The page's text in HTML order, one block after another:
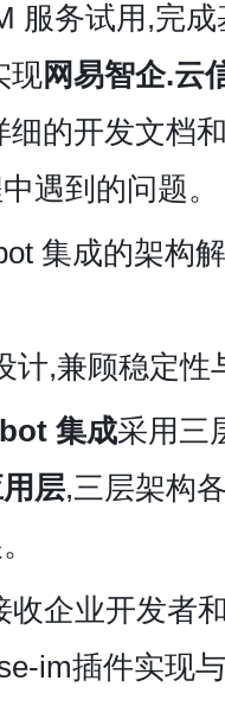
服务试用,完
现网易智企.云
细的开发文档
遇到的问题。
集成的架构
计,兼顾稳定性
集成采用三
层,三层架构
收企业开发者
im插件实现